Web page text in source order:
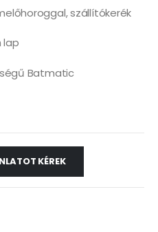
szállítókerék
lap
Batmatic
KÉREK